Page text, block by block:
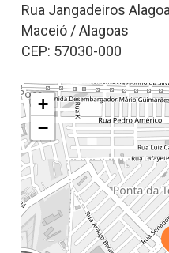
Rua Jangadeiros
Maceió / Alagoas
CEP: 57030-000
+
−